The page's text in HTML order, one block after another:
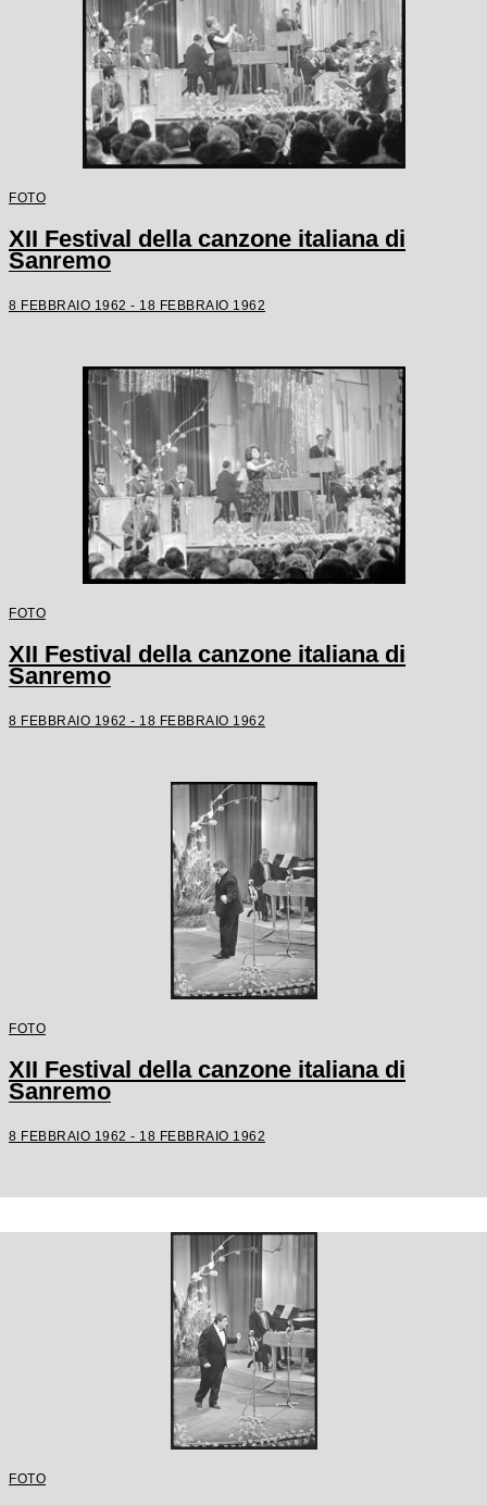
FOTO
XII Festival della canzone italiana di
Sanremo
8 FEBBRAIO 1962 - 18 FEBBRAIO 1962
FOTO
XII Festival della canzone italiana di
Sanremo
8 FEBBRAIO 1962 - 18 FEBBRAIO 1962
FOTO
XII Festival della canzone italiana di
Sanremo
8 FEBBRAIO 1962 - 18 FEBBRAIO 1962
FOTO